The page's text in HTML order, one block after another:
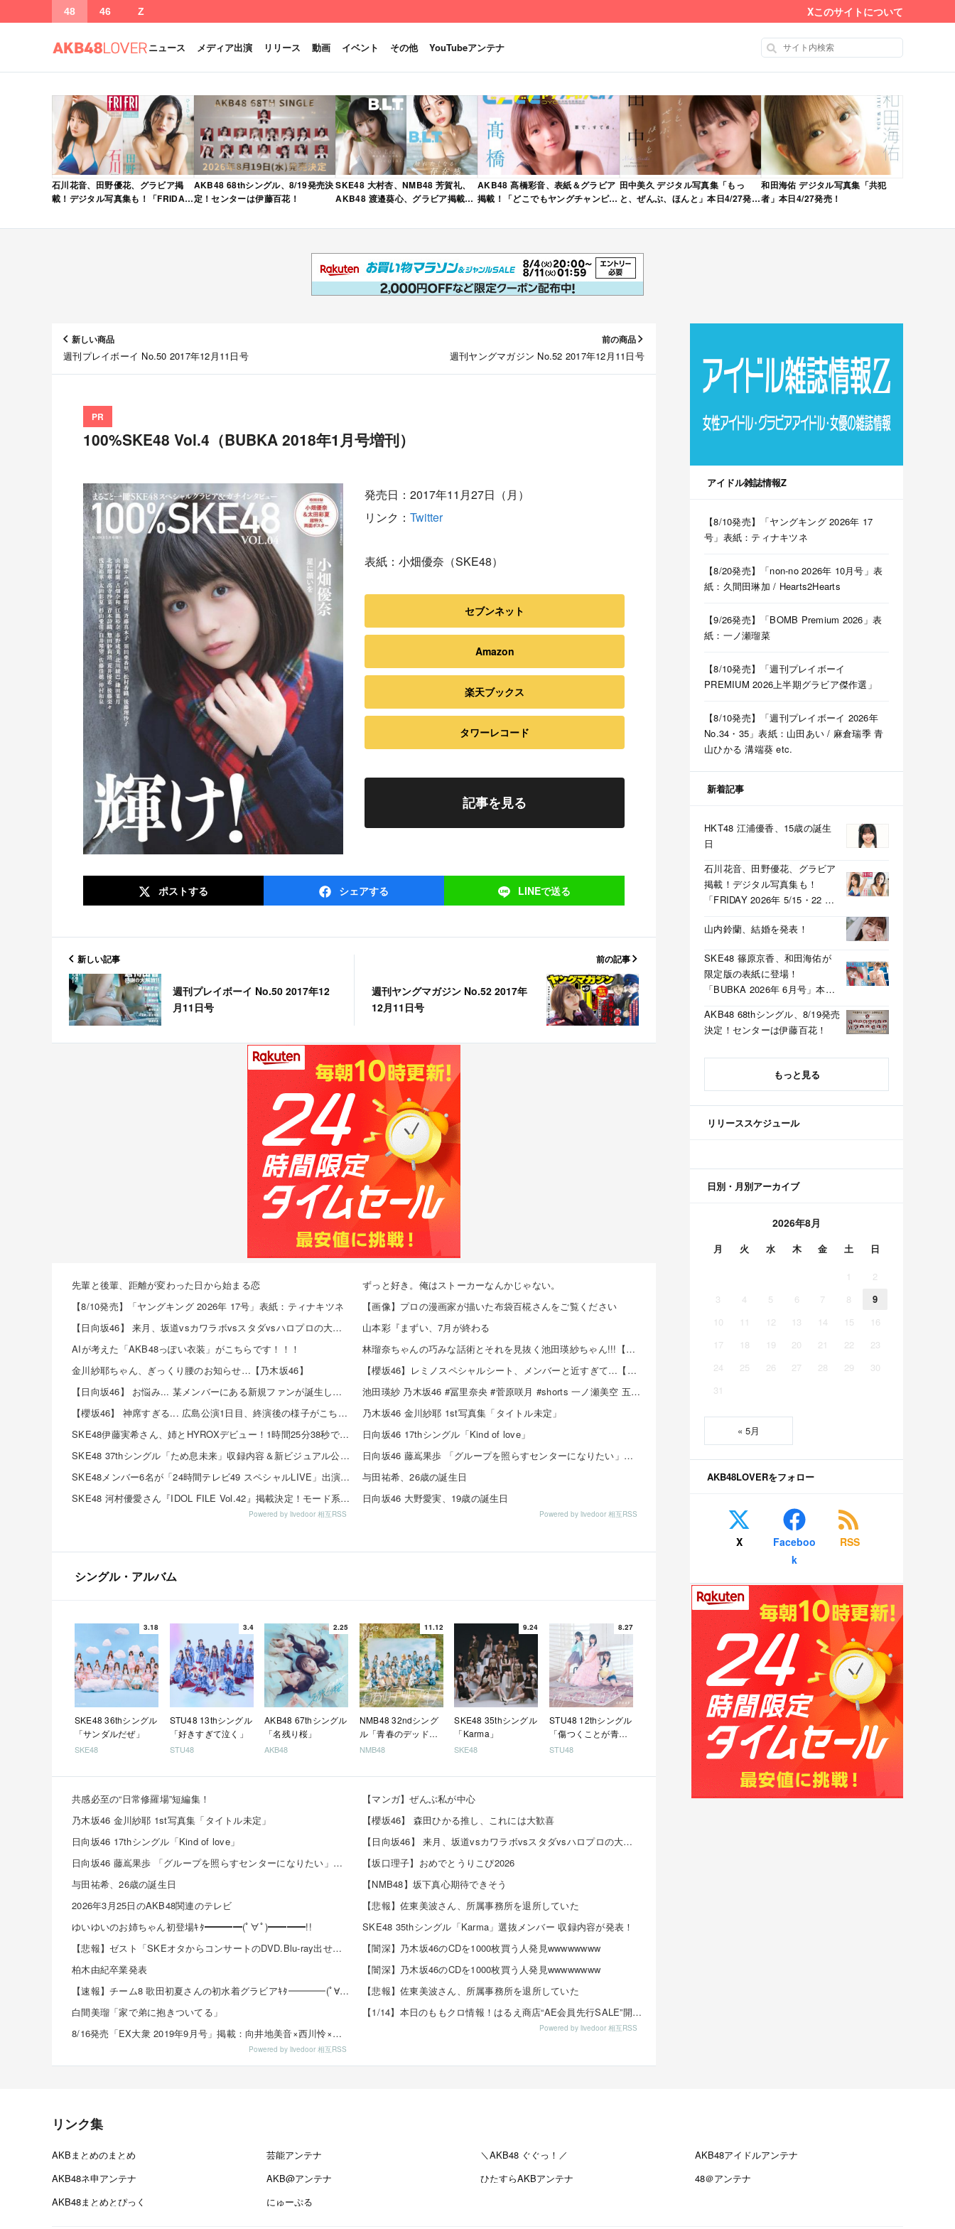
48 46 Z Xこのサイトについて
ニュース メディア出演 リリース 動画 イベント その他 YouTubeアンテナ
石川花音、田野優花、グラビア掲
載！デジタル写真集も！「FRIDAY
発売！
AKB48 68thシングル、8/19発売決
定！センターは伊藤百花！
SKE48 大村杏、NMB48 芳賀礼、
AKB48 渡邉葵心、グラビア掲載！
月号」本日4/28発売！
AKB48 髙橋彩音、表紙＆グラビア
掲載！「どこでもヤングチャンピオ
田中美久 デジタル写真集「もっ
と、ぜんぶ、ほんと」本日4/27発
和田海佑 デジタル写真集「共犯
者」本日4/27発売！
新しい商品
週刊プレイボーイ No.50 2017年12月11日号
前の商品
週刊ヤングマガジン No.52 2017年12月11日号
PR
100%SKE48 Vol.4（BUBKA 2018年1月号増刊）
発売日：2017年11月27日（月）
リンク：Twitter
表紙：小畑優奈（SKE48）
セブンネット
Amazon
楽天ブックス
タワーレコード
記事を見る
ポストする シェアする LINEで送る
新しい記事
週刊プレイボーイ No.50 2017年12
月11日号
前の記事
週刊ヤングマガジン No.52 2017年
12月11日号
先輩と後輩、距離が変わった日から始まる恋
【8/10発売】「ヤングキング 2026年 17号」表紙：ティナキツネ
【日向坂46】 来月、坂道vsカワラボvsスタダvsハロプロの大激戦
AIが考えた「AKB48っぽい衣装」がこちらです！！！
金川紗耶ちゃん、ぎっくり腰のお知らせ…【乃木坂46】
【日向坂46】 お悩み... 某メンバーにある新規ファンが誕生していた
【櫻坂46】 神席すぎる... 広島公演1日目、終演後の様子がこちら【全国ツアー2026 What’s lonesome...
SKE48伊藤実希さん、姉とHYROXデビュー！1時間25分38秒で完走「ハイロックス最高ーーーー」
SKE48 37thシングル「ため息未来」収録内容＆新ビジュアル公開！チーム曲・夏ツアー映像も収録
SKE48メンバー6名が「24時間テレビ49 スペシャルLIVE」出演決定！
SKE48 河村優愛さん『IDOL FILE Vol.42』掲載決定！モード系ファッションで新たな魅力を披露
Powered by livedoor 相互RSS
ずっと好き。俺はストーカーなんかじゃない。
【画像】プロの漫画家が描いた布袋百椛さんをご覧ください
山本彩『まずい、7月が終わる
林瑠奈ちゃんの巧みな話術とそれを見抜く池田瑛紗ちゃん!!!【乃木坂46】
【櫻坂46】レミノスペシャルシート、メンバーと近すぎて…【全国ツアー2026】
池田瑛紗 乃木坂46 #冨里奈央 #菅原咲月 #shorts 一ノ瀬美空 五百城茉央 瀬戸口心月 奥の反応まとめ
乃木坂46 金川紗耶 1st写真集「タイトル未定」
日向坂46 17thシングル「Kind of love」
日向坂46 藤嶌果歩 「グループを照らすセンターになりたい」何倍もキラキラしたかほりんが降臨【坂道の火曜日】
与田祐希、26歳の誕生日
日向坂46 大野愛実、19歳の誕生日
Powered by livedoor 相互RSS
シングル・アルバム
3.18
SKE48 36thシングル
「サンダルだぜ」
SKE48
3.4
STU48 13thシングル
「好きすぎて泣く」
STU48
2.25
AKB48 67thシングル
「名残り桜」
AKB48
11.12
NMB48 32ndシング
ル「青春のデッドラ
イン」
NMB48
9.24
SKE48 35thシングル
「Karma」
SKE48
8.27
STU48 12thシングル
「傷つくことが青春
だ」
STU48
共感必至の“日常修羅場”短編集！
乃木坂46 金川紗耶 1st写真集「タイトル未定」
日向坂46 17thシングル「Kind of love」
日向坂46 藤嶌果歩 「グループを照らすセンターになりたい」何倍もキラキラしたかほりんが降臨【坂道の...
与田祐希、26歳の誕生日
2026年3月25日のAKB48関連のテレビ
ゆいゆいのお姉ちゃん初登場ｷﾀ━━━━(ﾟ∀ﾟ)━━━━!!
【悲報】ゼスト「SKEオタからコンサートのDVD.Blu-ray出せって言われたが2千かかるしペイで...
柏木由紀卒業発表
【速報】チーム8 歌田初夏さんの初水着グラビアｷﾀ━━━━(ﾟ∀ﾟ)━━━━!!
白間美瑠「家で弟に抱きついてる」
8/16発売「EX大衆 2019年9月号」掲載：向井地美音×西川怜×山内瑞葵（AKB48）、村瀬紗英...
Powered by livedoor 相互RSS
【マンガ】ぜんぶ私が中心
【櫻坂46】 森田ひかる推し、これには大歓喜
【日向坂46】 来月、坂道vsカワラボvsスタダvsハロプロの大激戦
【坂口理子】おめでとうりこぴ2026
【NMB48】坂下真心期待できそう
【悲報】佐東美波さん、所属事務所を退所していた
SKE48 35thシングル「Karma」選抜メンバー 収録内容が発表！
【闇深】乃木坂46のCDを1000枚買う人発見wwwwwwww
【闇深】乃木坂46のCDを1000枚買う人発見wwwwwwww
【悲報】佐東美波さん、所属事務所を退所していた
【1/14】本日のももクロ情報！はるえ商店“AE会員先行SALE”開始！豊本明長｢百田夏菜子ラジオド...
Powered by livedoor 相互RSS
アイドル雑誌情報Z
【8/10発売】「ヤングキング 2026年 17
号」表紙：ティナキツネ
【8/20発売】「non-no 2026年 10月号」表
紙：久間田琳加 / Hearts2Hearts
【9/26発売】「BOMB Premium 2026」表
紙：一ノ瀬瑠菜
【8/10発売】「週刊プレイボーイ
PREMIUM 2026上半期グラビア傑作選」
【8/10発売】「週刊プレイボーイ 2026年
No.34・35」表紙：山田あい / 麻倉瑞季 青
山ひかる 溝端葵 etc.
新着記事
HKT48 江浦優香、15歳の誕生
日
石川花音、田野優花、グラビア
掲載！デジタル写真集も！
「FRIDAY 2026年 5/15・22 合
山内鈴蘭、結婚を発表！
SKE48 篠原京香、和田海佑が
限定版の表紙に登場！
「BUBKA 2026年 6月号」本日
AKB48 68thシングル、8/19発売
決定！センターは伊藤百花！
もっと見る
リリーススケジュール
日別・月別アーカイブ
2026年8月
月 火 水 木 金 土 日
1
2
3
4 5 6 7 8
9
10
11 12 13 14 15
16
17
18 19 20 21 22
23
24
25 26 27 28 29
30
31
« 5月
AKB48LOVERをフォロー
X
Faceboo
k
RSS
リンク集
AKBまとめのまとめ 芸能アンテナ ＼AKB48 ぐぐっ！／
AKB48アイドルアンテナ
AKB48ネ申アンテナ
AKB@アンテナ ひたすらAKBアンテナ
48＠アンテナ
AKB48まとめとぴっく
にゅーぷる